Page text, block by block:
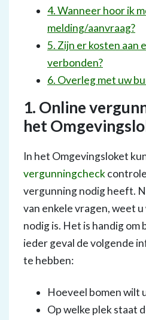
4. Wanneer hoor ik
melding/aanvraag?
5. Zijn er kosten aan
verbonden?
6. Overleg met uw
1. Online
het
In het Omgevingsloket
vergunningcheck
vergunning nodig heeft.
van enkele vragen, weet
nodig is. Het is handig om
ieder geval de volgende
te hebben:
Hoeveel bomen wilt
Op welke plek staat